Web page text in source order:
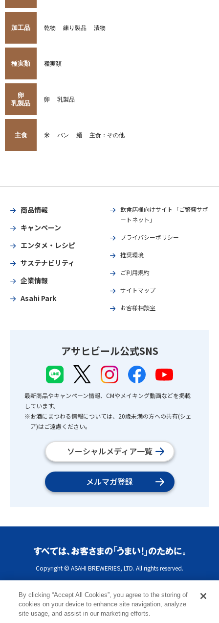
加工品 乾物 練り製品 漬物
種実類 種実類
卵
乳製品
卵 乳製品
主食 米 パン 麺 主食：その他
商品情報
キャンペーン
エンタメ・レシピ
サステナビリティ
企業情報
Asahi Park
飲食店様向けサイト「ご繁盛サポ
ートネット」
プライバシーポリシー
推奨環境
ご利用規約
サイトマップ
お客様相談室
アサヒビール公式SNS
最新商品やキャンペーン情報、CMやメイキング動画などを掲載
しています。
※お酒にまつわる情報については、20歳未満の方への共有(シェ
ア)はご遠慮ください。
ソーシャルメディア一覧
メルマガ登録
Copyright © ASAHI BREWERIES, LTD. All rights reserved.
By clicking “Accept All Cookies”, you agree to the storing of
cookies on your device to enhance site navigation, analyze
site usage, and assist in our marketing efforts.